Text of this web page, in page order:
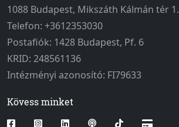
1088 Budapest, Mikszáth Kálmán tér 1.
Telefon: +3612353030
Postafiók: 1428 Budapest, Pf. 6
KRID: 248561136
Intézményi azonosító: FI79633
Kövess minket